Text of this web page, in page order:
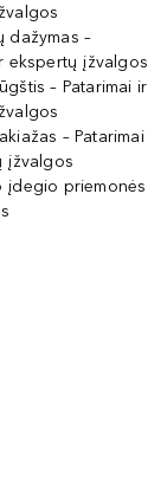
dažymas –
ekspertų įžvalgos
– Patarimai ir
– Patarimai
įžvalgos
įdegio priemonės